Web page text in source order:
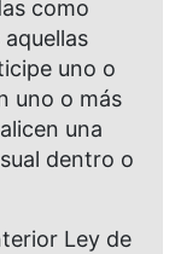
como
uno o
uno o más
una
dentro o
Ley de